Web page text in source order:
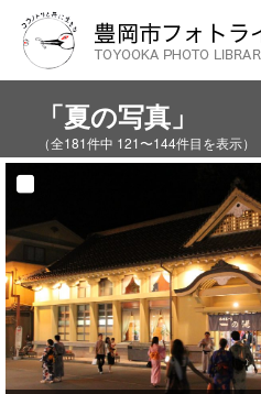
「夏の写真」
（全181件中 121〜144件目を表示）